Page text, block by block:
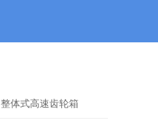
整体式高速齿轮箱